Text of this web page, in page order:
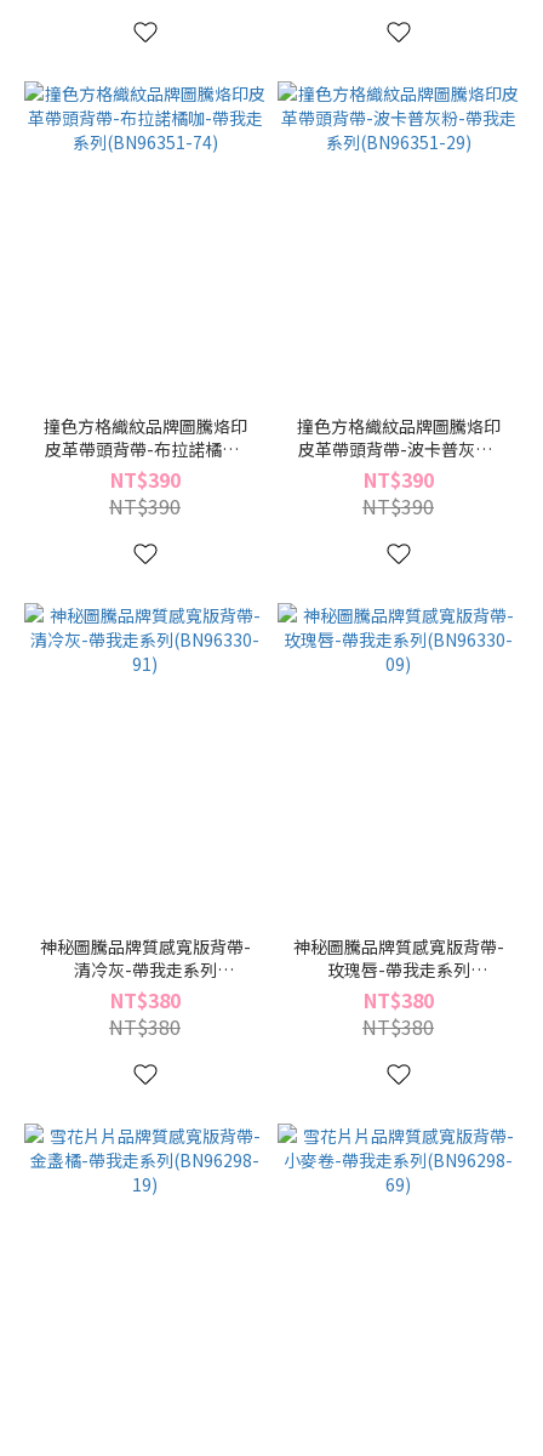
撞色方格織紋品牌圖騰烙印
皮革帶頭背帶-布拉諾橘咖-
帶我走系列(BN96351-74)
NT$390
NT$390
撞色方格織紋品牌圖騰烙印
皮革帶頭背帶-波卡普灰粉-
帶我走系列(BN96351-29)
NT$390
NT$390
神秘圖騰品牌質感寬版背帶-
清冷灰-帶我走系列
(BN96330-91)
NT$380
NT$380
神秘圖騰品牌質感寬版背帶-
玫瑰唇-帶我走系列
(BN96330-09)
NT$380
NT$380